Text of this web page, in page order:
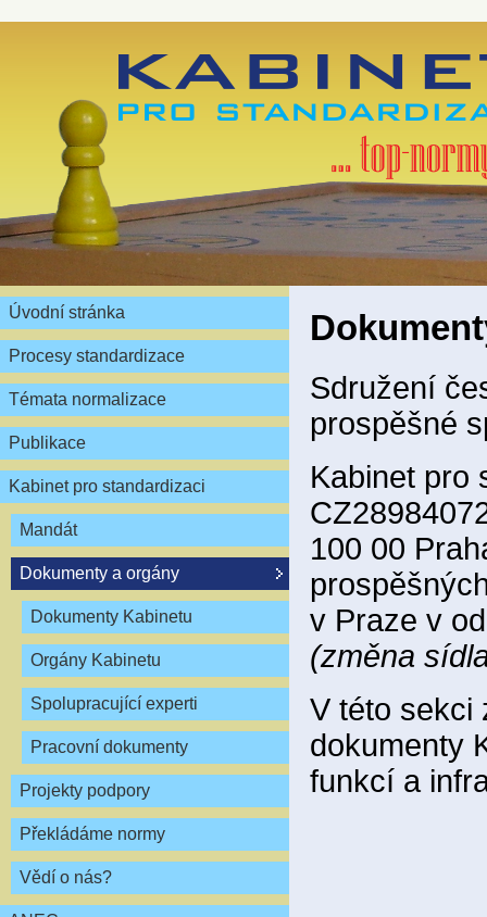
Úvodní stránka
Procesy standardizace
Témata normalizace
Publikace
Kabinet pro standardizaci
Mandát
Dokumenty a orgány
Dokumenty Kabinetu
Orgány Kabinetu
Spolupracující experti
Pracovní dokumenty
Projekty podpory
Překládáme normy
Vědí o nás?
Sdružení
prospěšné
Kabinet pro
100 00
v Praze v
(změna
V této sekci
dokumenty
funkcí a